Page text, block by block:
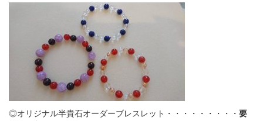
◎オリジナル半貴石オーダーブレスレット・・・・・・・・・ 要